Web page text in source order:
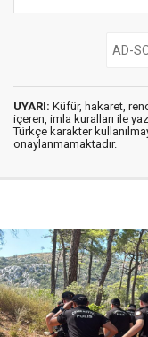
UYARI: Küfür, hakaret,
içeren, imla kuralları ile
Türkçe karakter
onaylanmamaktadır.